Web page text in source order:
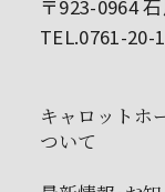
〒923-0964
TEL.0761-20-
キャロットホ
ついて